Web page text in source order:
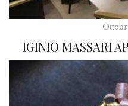
IGINIO MASSARI